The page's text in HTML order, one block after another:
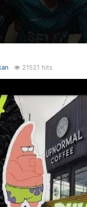
21521 hits